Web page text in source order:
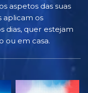
aspetos das suas
aplicam os
dias, quer estejam
ou em casa.